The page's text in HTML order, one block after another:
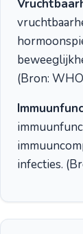
(Bron:
infecties.